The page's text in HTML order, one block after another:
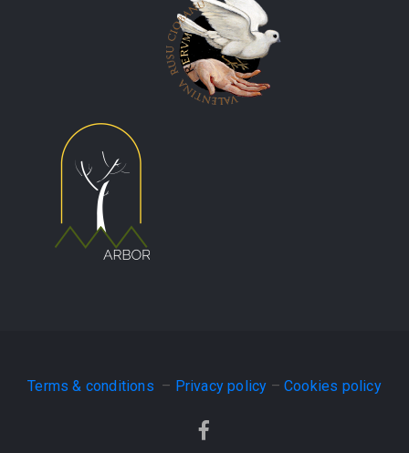
Terms & conditions – Privacy policy –Cookies policy